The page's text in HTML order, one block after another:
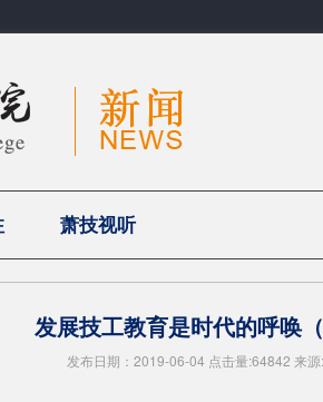
萧技视听
发展技工教育是时代的呼唤（
发布日期：2019-06-04 点击量:64842 来源